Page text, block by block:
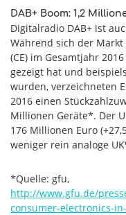
DAB+ Boom: 1,2
Digitalradio DAB+ ist
Während sich der
(CE) im Gesamtjahr
gezeigt hat und
wurden, verzeichneten
2016 einen
Millionen Geräte*. Der
176 Millionen Euro
weniger rein analoge
*Quelle: gfu,
http://www.gfu.de/
consumer-electronics-